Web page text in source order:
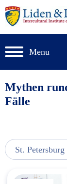
Menu
Mythen
Fälle
St. Petersburg